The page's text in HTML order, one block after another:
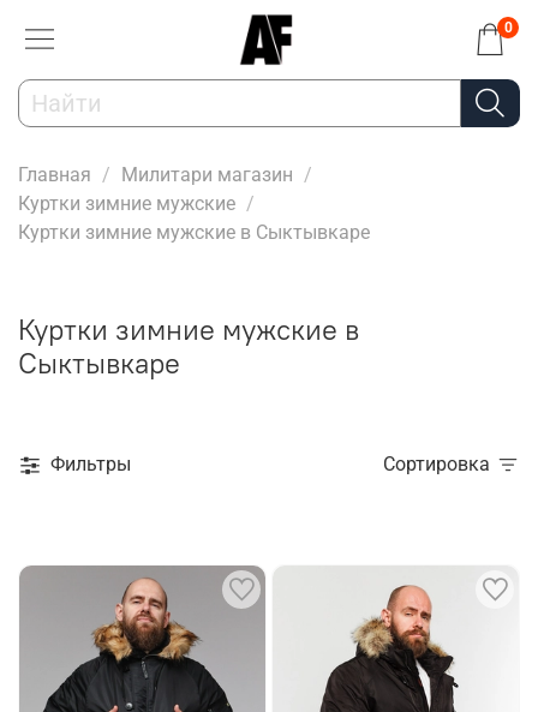
0
Главная
Милитари магазин
Куртки зимние мужские
Куртки зимние мужские в Сыктывкаре
Куртки зимние мужские в
Сыктывкаре
Фильтры Сортировка